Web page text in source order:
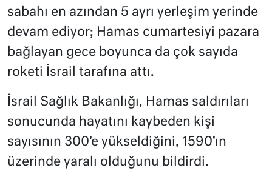
sabahı en azından 5 ayrı yerleşim yerinde
devam ediyor; Hamas cumartesiyi pazara
bağlayan gece boyunca da çok sayıda
roketi İsrail tarafına attı.
İsrail Sağlık Bakanlığı, Hamas saldırıları
sonucunda hayatını kaybeden kişi
sayısının 300’e yükseldiğini, 1590’ın
üzerinde yaralı olduğunu bildirdi.